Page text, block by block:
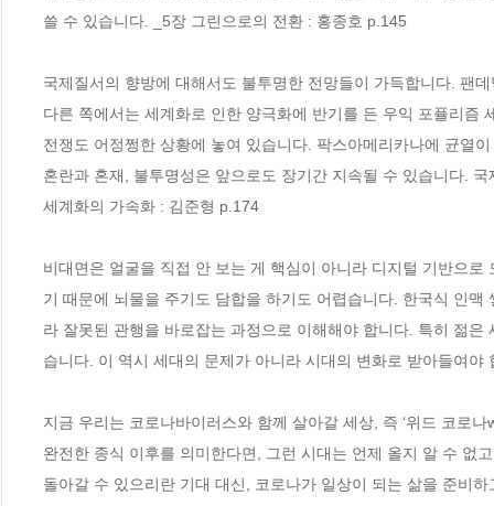
쓸 수 있습니다. _5장 그린으로의 전환 : 홍종호 p.145
국제질서의 향방에 대해서도 불투명한 전망들이 가득합니다. 팬
다른 쪽에서는 세계화로 인한 양극화에 반기를 든 우익 포퓰리즘
전쟁도 어정쩡한 상황에 놓여 있습니다. 팍스아메리카나에 균열
혼란과 혼재, 불투명성은 앞으로도 장기간 지속될 수 있습니다.
세계화의 가속화 : 김준형 p.174
비대면은 얼굴을 직접 안 보는 게 핵심이 아니라 디지털 기반으
기 때문에 뇌물을 주기도 담합을 하기도 어렵습니다. 한국식 인
라 잘못된 관행을 바로잡는 과정으로 이해해야 합니다. 특히 젊
습니다. 이 역시 세대의 문제가 아니라 시대의 변화로 받아들여
지금 우리는 코로나바이러스와 함께 살아갈 세상, 즉 ‘위드 코로
완전한 종식 이후를 의미한다면, 그런 시대는 언제 올지 알 수 없
돌아갈 수 있으리란 기대 대신, 코로나가 일상이 되는 삶을 준비